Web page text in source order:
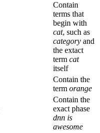
Contain
terms that
begin with
cat, such as
category and
the extact
term cat
itself
Contain the
term orange
Contain the
exact phase
dnn is
awesome